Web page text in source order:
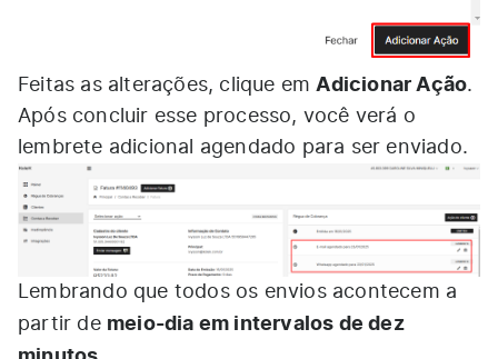
Feitas as alterações, clique emAdicionar Ação.
Após concluir esse processo, você verá o
lembrete adicional agendado para ser enviado.
Lembrando que todos os envios acontecem a
partir de meio-dia em intervalos de dez